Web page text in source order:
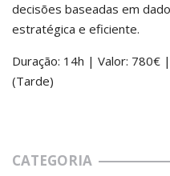
decisões baseadas em
estratégica e eficiente.
Duração: 14h | Valor: 780€
(Tarde)
CATEGORIA